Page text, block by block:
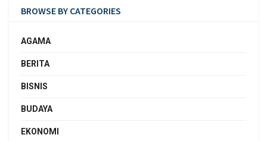
BROWSE BY CATEGORIES
AGAMA
BERITA
BISNIS
BUDAYA
EKONOMI